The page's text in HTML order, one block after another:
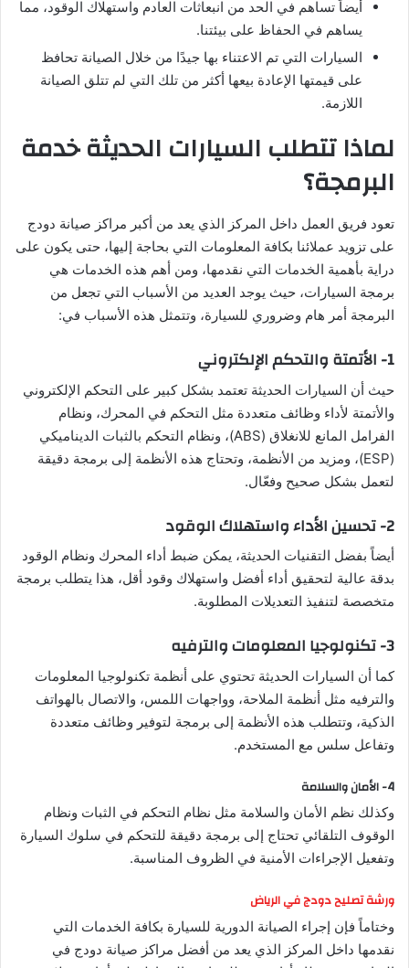
أيضاً تساهم في الحد من انبعاثات العادم واستهلاك الوقود، مما
يساهم في الحفاظ على بيئتنا.
السيارات التي تم الاعتناء بها جيدًا من خلال الصيانة تحافظ
على قيمتها الإعادة بيعها أكثر من تلك التي لم تتلق الصيانة
اللازمة.
لماذا تتطلب السيارات الحديثة خدمة
البرمجة؟
تعود فريق العمل داخل المركز الذي يعد من أكبر مراكز صيانة دودج
على تزويد عملائنا بكافة المعلومات التي بحاجة إليها، حتى يكون على
دراية بأهمية الخدمات التي نقدمها، ومن أهم هذه الخدمات هي
برمجة السيارات، حيث يوجد العديد من الأسباب التي تجعل من
البرمجة أمر هام وضروري للسيارة، وتتمثل هذه الأسباب في:
1- الأتمتة والتحكم الإلكتروني
حيث أن السيارات الحديثة تعتمد بشكل كبير على التحكم الإلكتروني
والأتمتة لأداء وظائف متعددة مثل التحكم في المحرك، ونظام
الفرامل المانع للانغلاق (ABS)، ونظام التحكم بالثبات الديناميكي
(ESP)، ومزيد من الأنظمة، وتحتاج هذه الأنظمة إلى برمجة دقيقة
لتعمل بشكل صحيح وفعّال.
2- تحسين الأداء واستهلاك الوقود
أيضاً بفضل التقنيات الحديثة، يمكن ضبط أداء المحرك ونظام الوقود
بدقة عالية لتحقيق أداء أفضل واستهلاك وقود أقل، هذا يتطلب برمجة
متخصصة لتنفيذ التعديلات المطلوبة.
3- تكنولوجيا المعلومات والترفيه
كما أن السيارات الحديثة تحتوي على أنظمة تكنولوجيا المعلومات
والترفيه مثل أنظمة الملاحة، وواجهات اللمس، والاتصال بالهواتف
الذكية، وتتطلب هذه الأنظمة إلى برمجة لتوفير وظائف متعددة
وتفاعل سلس مع المستخدم.
4- الأمان والسلامة
وكذلك نظم الأمان والسلامة مثل نظام التحكم في الثبات ونظام
الوقوف التلقائي تحتاج إلى برمجة دقيقة للتحكم في سلوك السيارة
وتفعيل الإجراءات الأمنية في الظروف المناسبة.
ورشة تصليح دودج في الرياض
وختاماً فإن إجراء الصيانة الدورية للسيارة بكافة الخدمات التي
نقدمها داخل المركز الذي يعد من أفضل مراكز صيانة دودج في